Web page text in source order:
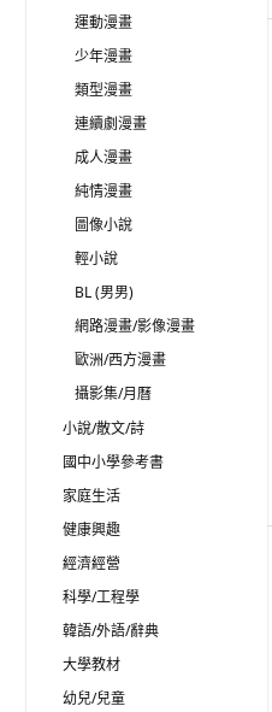
運動漫畫
少年漫畫
類型漫畫
連續劇漫畫
成人漫畫
純情漫畫
圖像小說
輕小說
BL (男男)
網路漫畫/影像漫畫
歐洲/西方漫畫
攝影集/月曆
小說/散文/詩
國中小學參考書
家庭生活
健康興趣
經濟經營
科學/工程學
韓語/外語/辭典
大學教材
幼兒/兒童